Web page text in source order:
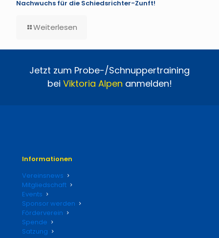
Nachwuchs für die Schiedsrichter-Zunft!
Weiterlesen
Jetzt zum Probe-/Schnuppertraining
bei Viktoria Alpen anmelden!
Informationen
Vereinsnews
Mitgliedschaft
Events
Sponsor werden
Förderverein
Spende
Satzung